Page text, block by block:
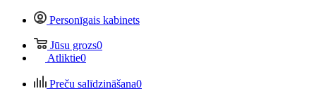
Personīgais kabinets
Jūsu grozs0
Atliktie0
Preču salīdzināšana0